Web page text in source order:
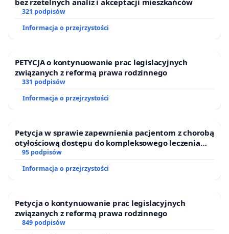
bez rzetelnych analiz i akceptacji mieszkańców
321 podpisów
Informacja o przejrzystości
PETYCJA o kontynuowanie prac legislacyjnych
związanych z reformą prawa rodzinnego
331 podpisów
Informacja o przejrzystości
Petycja w sprawie zapewnienia pacjentom z chorobą
otyłościową dostępu do kompleksowego leczenia
oraz programów profilaktycznych.
95 podpisów
Informacja o przejrzystości
Petycja o kontynuowanie prac legislacyjnych
związanych z reformą prawa rodzinnego
849 podpisów